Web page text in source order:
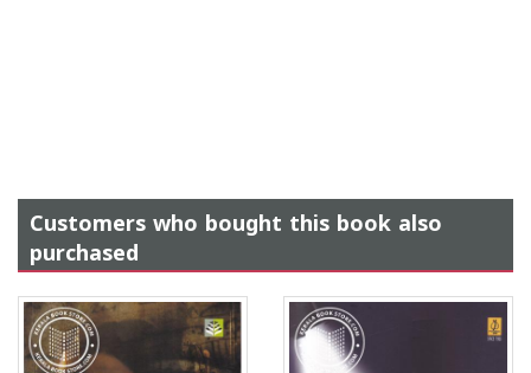
Customers who bought this book also
purchased